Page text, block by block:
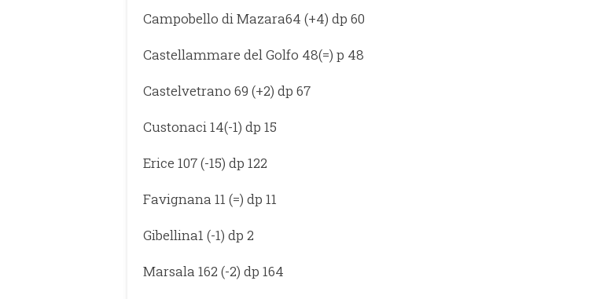
Campobello di Mazara64 (+4) dp 60
Castellammare del Golfo 48(=) p 48
Castelvetrano 69 (+2) dp 67
Custonaci 14(-1) dp 15
Erice 107 (-15) dp 122
Favignana 11 (=) dp 11
Gibellina1 (-1) dp 2
Marsala 162 (-2) dp 164